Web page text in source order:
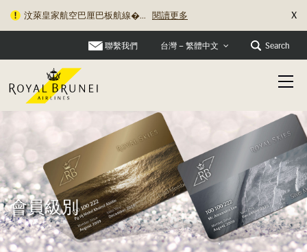
汶萊皇家航空巴厘巴板航線�... 閱讀更多 X
聯繫我們 台灣 – 繁體中文 Search
會員級別